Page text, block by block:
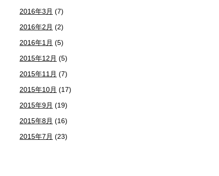
2016年3月 (7)
2016年2月 (2)
2016年1月 (5)
2015年12月 (5)
2015年11月 (7)
2015年10月 (17)
2015年9月 (19)
2015年8月 (16)
2015年7月 (23)